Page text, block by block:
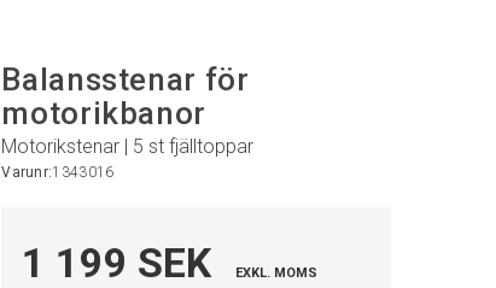
Balansstenar för
motorikbanor
Motorikstenar | 5 st fjälltoppar
Varunr:1343016
1 199 SEK EXKL. MOMS